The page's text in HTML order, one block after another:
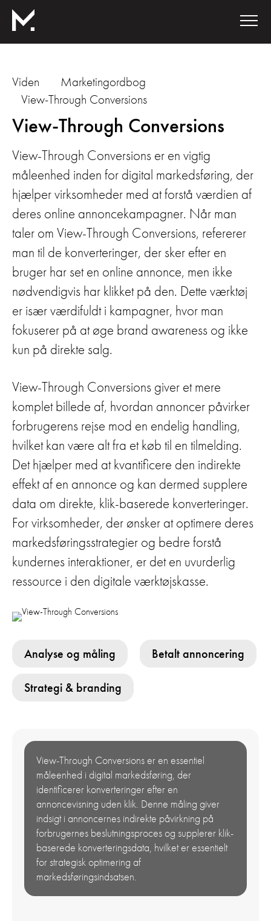
Viden
Marketingordbog
View-Through Conversions
View-Through Conversions
View-Through Conversions er en vigtig
måleenhed inden for digital markedsføring, der
hjælper virksomheder med at forstå værdien af
deres online annoncekampagner. Når man
taler om View-Through Conversions, refererer
man til de konverteringer, der sker efter en
bruger har set en online annonce, men ikke
nødvendigvis har klikket på den. Dette værktøj
er især værdifuldt i kampagner, hvor man
fokuserer på at øge brand awareness og ikke
kun på direkte salg.
View-Through Conversions giver et mere
komplet billede af, hvordan annoncer påvirker
forbrugerens rejse mod en endelig handling,
hvilket kan være alt fra et køb til en tilmelding.
Det hjælper med at kvantificere den indirekte
effekt af en annonce og kan dermed supplere
data om direkte, klik-baserede konverteringer.
For virksomheder, der ønsker at optimere deres
markedsføringsstrategier og bedre forstå
kundernes interaktioner, er det en uvurderlig
ressource i den digitale værktøjskasse.
Analyse og måling Betalt annoncering
Strategi & branding
View-Through Conversions er en essentiel
måleenhed i digital markedsføring, der
identificerer konverteringer efter en
annoncevisning uden klik. Denne måling giver
indsigt i annoncernes indirekte påvirkning på
forbrugernes beslutningsproces og supplerer klik-
baserede konverteringsdata, hvilket er essentielt
for strategisk optimering af
markedsføringsindsatsen.